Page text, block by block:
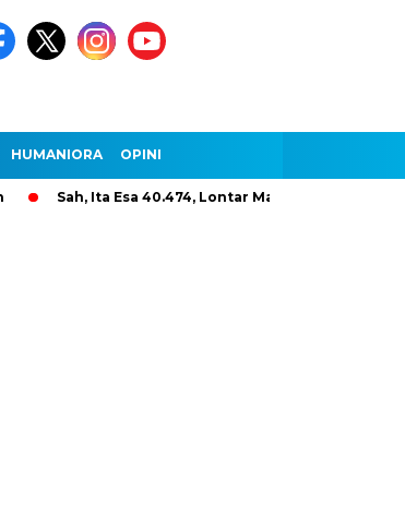
HUMANIORA OPINI
Sah, Ita Esa 40.474, Lontar Malole Hanya 9.296,